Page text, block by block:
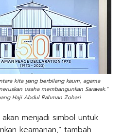
kita yang berbilang kaum, agama
usaha membangunkan Sarawak.”
Haji Abdul Rahman Zohari
menjadi simbol untuk
keamanan,” tambah